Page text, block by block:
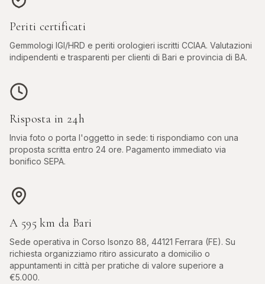
Periti certificati
Gemmologi IGI/HRD e periti orologieri iscritti CCIAA. Valutazioni
indipendenti e trasparenti per clienti di Bari e provincia di BA.
Risposta in 24h
Invia foto o porta l'oggetto in sede: ti rispondiamo con una
proposta scritta entro 24 ore. Pagamento immediato via
bonifico SEPA.
A 595 km da Bari
Sede operativa in Corso Isonzo 88, 44121 Ferrara (FE). Su
richiesta organizziamo ritiro assicurato a domicilio o
appuntamenti in città per pratiche di valore superiore a
€5.000.